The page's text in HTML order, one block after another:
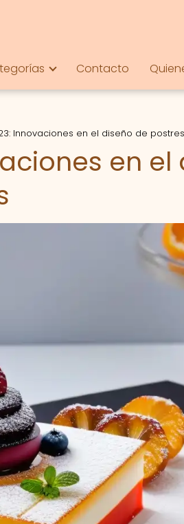
Contacto
Innovaciones en el diseño de
en el